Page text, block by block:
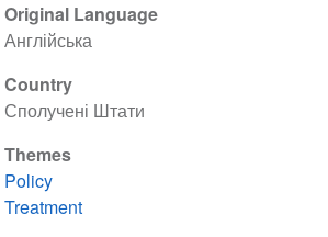
Original Language
Англійська
Country
Сполучені Штати
Themes
Policy
Treatment